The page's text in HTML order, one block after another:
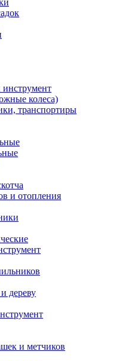
колеса)
транспортиры
и отопления
дереву
и метчиков